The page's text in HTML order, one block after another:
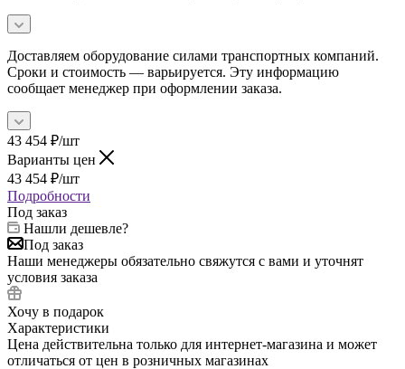
Доставляем оборудование силами транспортных компаний.
Сроки и стоимость — варьируется. Эту информацию
сообщает менеджер при оформлении заказа.
43 454 ₽/шт
Варианты цен
43 454 ₽/шт
Подробности
Под заказ
Нашли дешевле?
Под заказ
Наши менеджеры обязательно свяжутся с вами и уточнят
условия заказа
Хочу в подарок
Характеристики
Цена действительна только для интернет-магазина и может
отличаться от цен в розничных магазинах